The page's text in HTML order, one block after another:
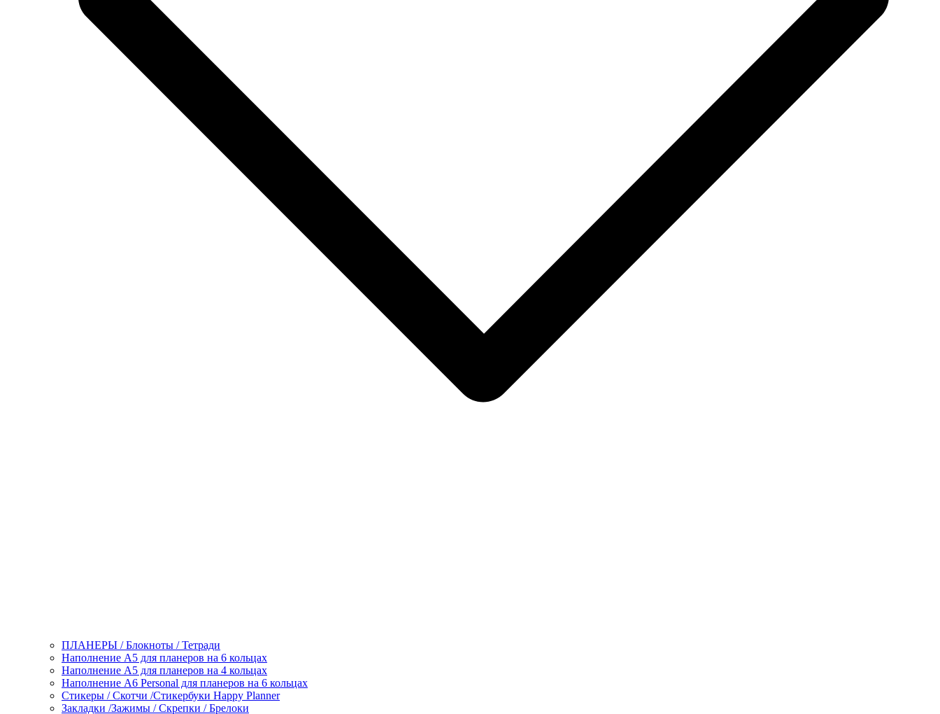
ПЛАНЕРЫ / Блокноты / Тетради
Наполнение А5 для планеров на 6 кольцах
Наполнение А5 для планеров на 4 кольцах
Наполнение А6 Personal для планеров на 6 кольцах
Стикеры / Скотчи /Стикербуки Happy Planner
Закладки /Зажимы / Скрепки / Брелоки